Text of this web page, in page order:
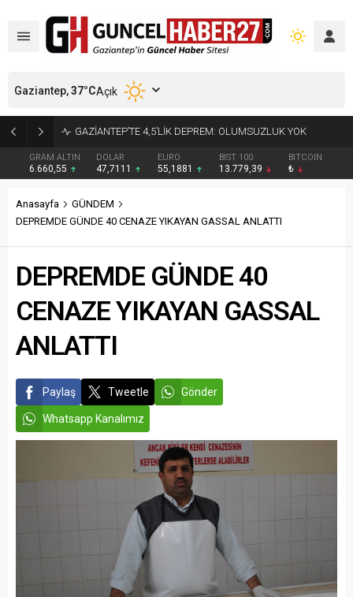
GRAM ALTIN
6.660,55
DOLAR
47,7111
EURO
55,1881
BIST 100
13.779,39
BITCOIN
₺
Gaziantep,37°CAçık
Anasayfa
GÜNDEM
DEPREMDE GÜNDE 40 CENAZE YIKAYAN GASSAL ANLATTI
DEPREMDE GÜNDE 40
CENAZE YIKAYAN GASSAL
ANLATTI
Paylaş Tweetle Gönder
Whatsapp Kanalımız